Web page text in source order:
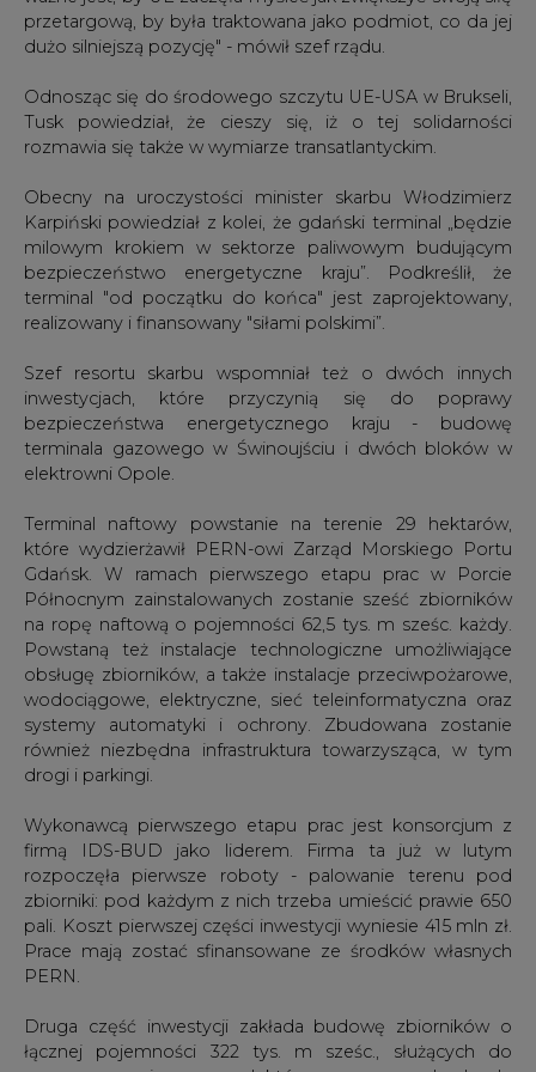
przetargową, by była traktowana jako podmiot, co da jej
dużo silniejszą pozycję" - mówił szef rządu.
Odnosząc się do środowego szczytu UE-USA w Brukseli,
Tusk powiedział, że cieszy się, iż o tej solidarności
rozmawia się także w wymiarze transatlantyckim.
Obecny na uroczystości minister skarbu Włodzimierz
Karpiński powiedział z kolei, że gdański terminal „będzie
milowym krokiem w sektorze paliwowym budującym
bezpieczeństwo energetyczne kraju”. Podkreślił, że
terminal "od początku do końca" jest zaprojektowany,
realizowany i finansowany "siłami polskimi”.
Szef resortu skarbu wspomniał też o dwóch innych
inwestycjach, które przyczynią się do poprawy
bezpieczeństwa energetycznego kraju - budowę
terminala gazowego w Świnoujściu i dwóch bloków w
elektrowni Opole.
Terminal naftowy powstanie na terenie 29 hektarów,
które wydzierżawił PERN-owi Zarząd Morskiego Portu
Gdańsk. W ramach pierwszego etapu prac w Porcie
Północnym zainstalowanych zostanie sześć zbiorników
na ropę naftową o pojemności 62,5 tys. m sześc. każdy.
Powstaną też instalacje technologiczne umożliwiające
obsługę zbiorników, a także instalacje przeciwpożarowe,
wodociągowe, elektryczne, sieć teleinformatyczna oraz
systemy automatyki i ochrony. Zbudowana zostanie
również niezbędna infrastruktura towarzysząca, w tym
drogi i parkingi.
Wykonawcą pierwszego etapu prac jest konsorcjum z
firmą IDS-BUD jako liderem. Firma ta już w lutym
rozpoczęła pierwsze roboty - palowanie terenu pod
zbiorniki: pod każdym z nich trzeba umieścić prawie 650
pali. Koszt pierwszej części inwestycji wyniesie 415 mln zł.
Prace mają zostać sfinansowane ze środków własnych
PERN.
Druga część inwestycji zakłada budowę zbiorników o
łącznej pojemności 322 tys. m sześc., służących do